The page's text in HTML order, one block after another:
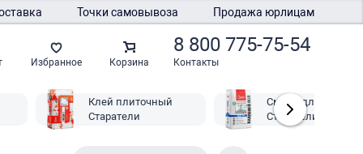
Точки самовывоза Продажа юрлицам
Избранное Корзина
8 800 775-75-54
Контакты
Клей плиточный
Старатели
Смеси для пола
Старатели